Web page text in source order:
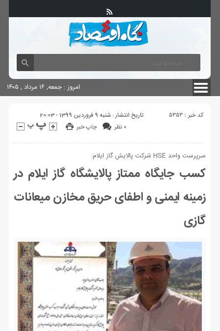
آگهی های دولتی چاپ
امروز : جمعه, ۱۶ مرداد , ۱۴۰۵
کد خبر : 5353
تاریخ انتشار : شنبه 9 فروردین 1399 - 20:03
چاپ خبر
۰ نظر
سرپرست واحد HSE شرکت پالایش گاز ایلام:
کسب جایگاه ممتاز پالایشگاه گاز ایلام در
زمینه ایمنی و اطفای حریق مخازن میعانات
گازی